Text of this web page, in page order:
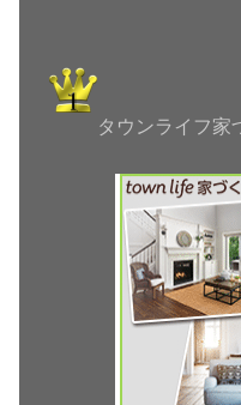
タウンライフ